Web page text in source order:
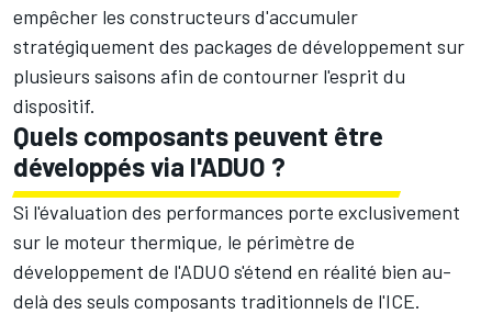
empêcher les constructeurs d'accumuler
stratégiquement des packages de développement sur
plusieurs saisons afin de contourner l'esprit du
dispositif.
Quels composants peuvent être
développés via l'ADUO ?
Si l'évaluation des performances porte exclusivement
sur le moteur thermique, le périmètre de
développement de l'ADUO s'étend en réalité bien au-
delà des seuls composants traditionnels de l'ICE.